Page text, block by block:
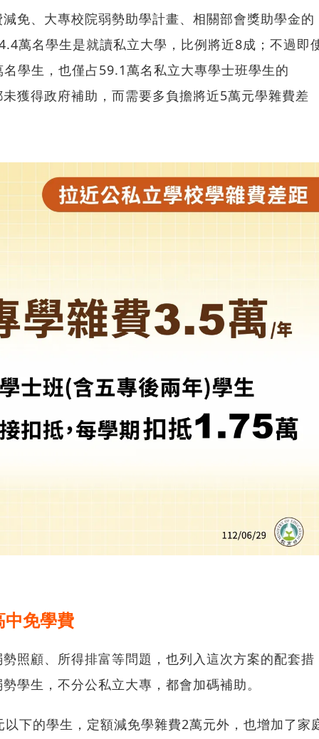
免、大專校院弱勢助學計畫、相關部會獎助學金的
萬名學生是就讀私立大學，比例將近8成；不過即
學生，也僅占59.1萬名私立大專學士班學生的
獲得政府補助，而需要多負擔將近5萬元學雜費差
中免學費
照顧、所得排富等問題，也列入這次方案的配套措
學生，不分公私立大專，都會加碼補助。
下的學生，定額減免學雜費2萬元外，也增加了家